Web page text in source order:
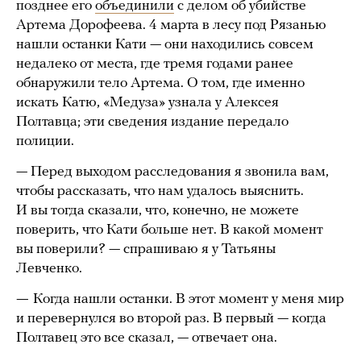
позднее его объединили с делом об убийстве
Артема Дорофеева. 4 марта в лесу под Рязанью
нашли останки Кати — они находились совсем
недалеко от места, где тремя годами ранее
обнаружили тело Артема. О том, где именно
искать Катю, «Медуза» узнала у Алексея
Полтавца; эти сведения издание передало
полиции.
— Перед выходом расследования я звонила вам,
чтобы рассказать, что нам удалось выяснить.
И вы тогда сказали, что, конечно, не можете
поверить, что Кати больше нет. В какой момент
вы поверили? — спрашиваю я у Татьяны
Левченко.
— Когда нашли останки. В этот момент у меня мир
и перевернулся во второй раз. В первый — когда
Полтавец это все сказал, — отвечает она.